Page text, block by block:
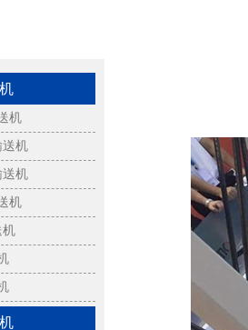
机
送机
送机
机
机